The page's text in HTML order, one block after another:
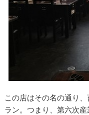
この店はその名の通り
ラン。つまり、第六次